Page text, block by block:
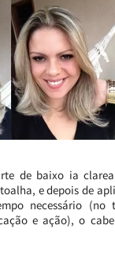
de baixo ia
e depois de
necessário (no
e ação), o